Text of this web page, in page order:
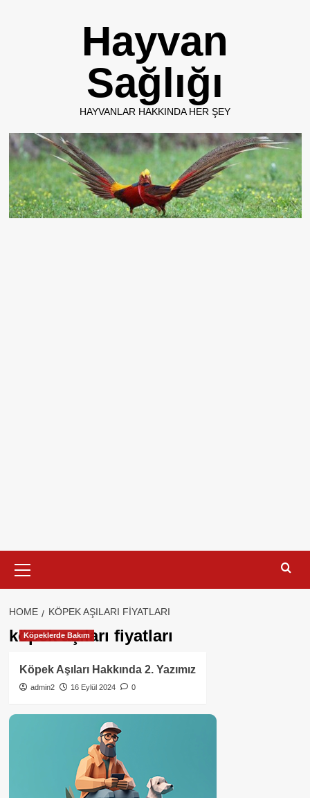
Hayvan
Sağlığı
HAYVANLAR HAKKINDA HER ŞEY
Menu
HOME KÖPEK AŞILARI FIYATLARI
köpek aşıları fiyatları
Köpeklerde Bakım
Köpek Aşıları Hakkında 2. Yazımız
admin2 16 Eylül 2024 0